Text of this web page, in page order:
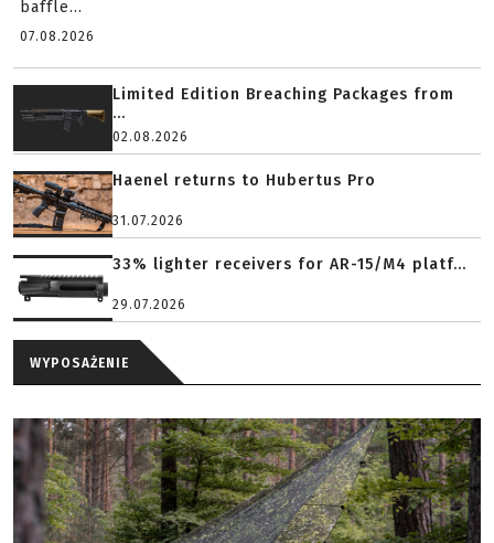
baffle...
07.08.2026
Limited Edition Breaching Packages from
...
02.08.2026
Haenel returns to Hubertus Pro
31.07.2026
33% lighter receivers for AR-15/M4 platf...
29.07.2026
WYPOSAŻENIE